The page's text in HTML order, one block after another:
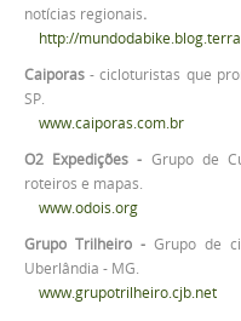
notícias regionais.
http://
Caiporas- cicloturistas que
SP.
www.caiporas.com.br
O2 Expedições - Grupo de
roteiros e mapas.
www.odois.org
Grupo Trilheiro -Grupo de
Uberlândia - MG.
www.grupotrilheiro.cjb.net